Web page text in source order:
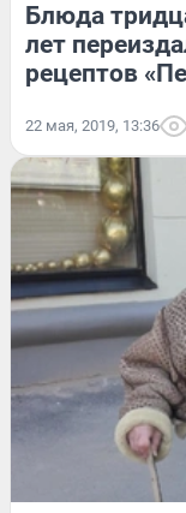
Блюда
лет
рецептов
22 мая, 2019, 13:36